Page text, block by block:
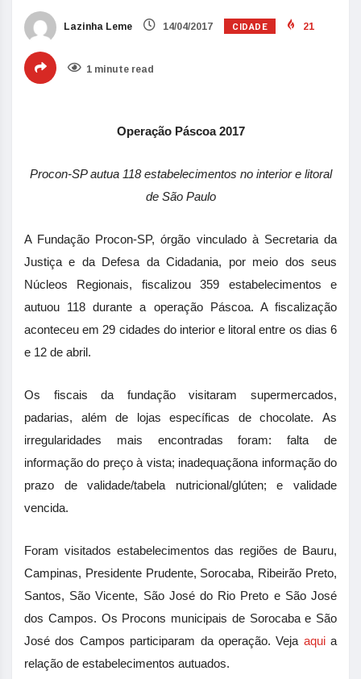
Lazinha Leme 14/04/2017 CIDADE 21
1 minute read
Operação Páscoa 2017
Procon-SP autua 118 estabelecimentos no interior e litoral
de São Paulo
A Fundação Procon-SP, órgão vinculado à Secretaria da
Justiça e da Defesa da Cidadania, por meio dos seus
Núcleos Regionais, fiscalizou 359 estabelecimentos e
autuou 118 durante a operação Páscoa. A fiscalização
aconteceu em 29 cidades do interior e litoral entre os dias 6
e 12 de abril.
Os fiscais da fundação visitaram supermercados,
padarias, além de lojas específicas de chocolate.
As
irregularidades mais encontradas foram:falta de
informação do preço à vista; inadequaçãona informação do
prazo de validade/tabela nutricional/glúten; e validade
vencida.
Foram visitados estabelecimentos das regiões de Bauru,
Campinas, Presidente Prudente, Sorocaba, Ribeirão Preto,
Santos, São Vicente, São José do Rio Preto e São José
dos Campos. Os Procons municipais de Sorocaba e São
José dos Campos participaram da operação.Veja aquia
relação de estabelecimentos autuados.